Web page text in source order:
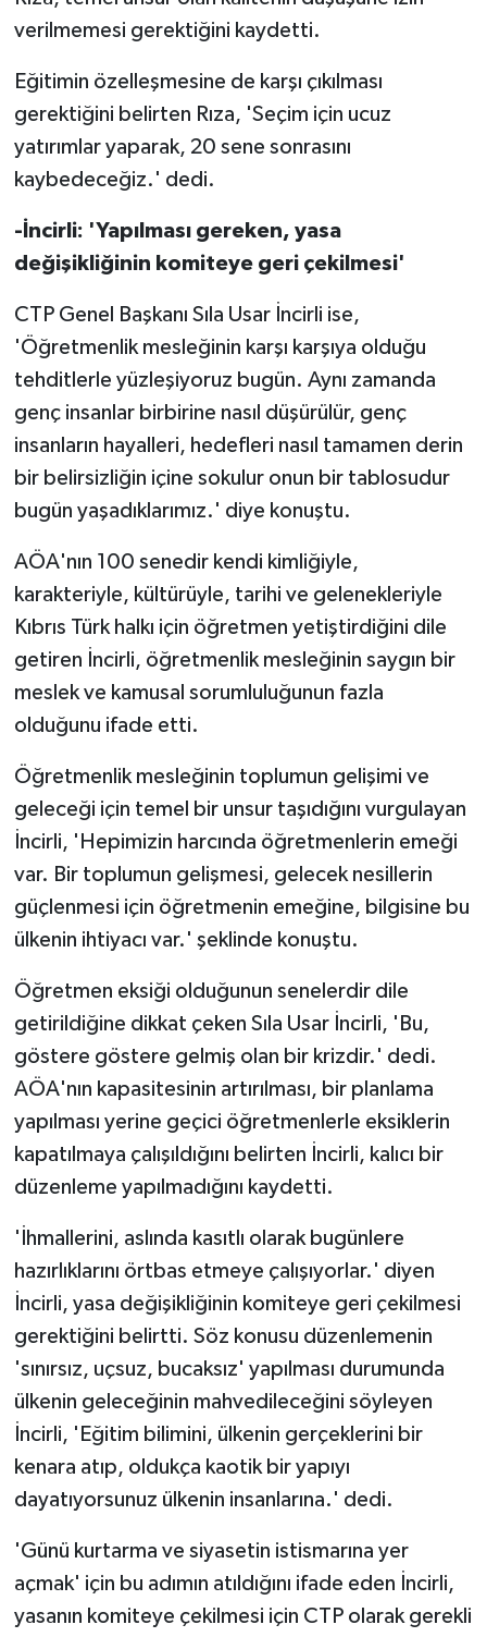
verilmemesi gerektiğini kaydetti.
Eğitimin özelleşmesine de karşı çıkılması
gerektiğini belirten Rıza, 'Seçim için ucuz
yatırımlar yaparak, 20 sene sonrasını
kaybedeceğiz.' dedi.
-İncirli: 'Yapılması gereken, yasa
değişikliğinin komiteye geri çekilmesi'
CTP Genel Başkanı Sıla Usar İncirli ise,
'Öğretmenlik mesleğinin karşı karşıya olduğu
tehditlerle yüzleşiyoruz bugün. Aynı zamanda
genç insanlar birbirine nasıl düşürülür, genç
insanların hayalleri, hedefleri nasıl tamamen derin
bir belirsizliğin içine sokulur onun bir tablosudur
bugün yaşadıklarımız.' diye konuştu.
AÖA'nın 100 senedir kendi kimliğiyle,
karakteriyle, kültürüyle, tarihi ve gelenekleriyle
Kıbrıs Türk halkı için öğretmen yetiştirdiğini dile
getiren İncirli, öğretmenlik mesleğinin saygın bir
meslek ve kamusal sorumluluğunun fazla
olduğunu ifade etti.
Öğretmenlik mesleğinin toplumun gelişimi ve
geleceği için temel bir unsur taşıdığını vurgulayan
İncirli, 'Hepimizin harcında öğretmenlerin emeği
var. Bir toplumun gelişmesi, gelecek nesillerin
güçlenmesi için öğretmenin emeğine, bilgisine bu
ülkenin ihtiyacı var.' şeklinde konuştu.
Öğretmen eksiği olduğunun senelerdir dile
getirildiğine dikkat çeken Sıla Usar İncirli, 'Bu,
göstere göstere gelmiş olan bir krizdir.' dedi.
AÖA'nın kapasitesinin artırılması, bir planlama
yapılması yerine geçici öğretmenlerle eksiklerin
kapatılmaya çalışıldığını belirten İncirli, kalıcı bir
düzenleme yapılmadığını kaydetti.
'İhmallerini, aslında kasıtlı olarak bugünlere
hazırlıklarını örtbas etmeye çalışıyorlar.' diyen
İncirli, yasa değişikliğinin komiteye geri çekilmesi
gerektiğini belirtti. Söz konusu düzenlemenin
'sınırsız, uçsuz, bucaksız' yapılması durumunda
ülkenin geleceğinin mahvedileceğini söyleyen
İncirli, 'Eğitim bilimini, ülkenin gerçeklerini bir
kenara atıp, oldukça kaotik bir yapıyı
dayatıyorsunuz ülkenin insanlarına.' dedi.
'Günü kurtarma ve siyasetin istismarına yer
açmak' için bu adımın atıldığını ifade eden İncirli,
yasanın komiteye çekilmesi için CTP olarak gerekli